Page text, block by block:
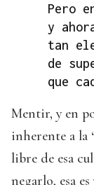
Pero
y
tan
de
que
Mentir, y en
inherente a la
libre de esa
negarlo, esa